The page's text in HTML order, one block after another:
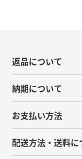
返品について
納期について
お支払い方法
配送方法・送料に